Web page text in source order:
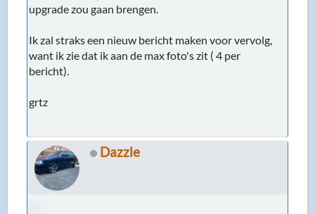
upgrade zou gaan brengen.
Ik zal straks een nieuw bericht maken voor vervolg,
want ik zie dat ik aan de max foto's zit ( 4 per
bericht).
grtz
Dazzle